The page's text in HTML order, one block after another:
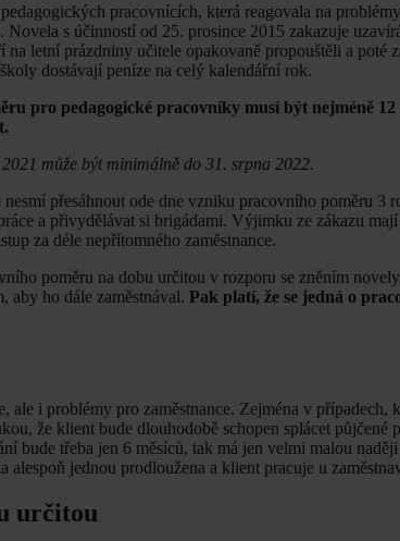
pracovnících, která reagovala na
s účinností od 25. prosince 2015 zakazuje
letní prázdniny učitele opakovaně propouštěli a poté
dostávají peníze na celý kalendářní rok.
pro pedagogické pracovníky musí být nejméně 12
může být minimálně do 31. srpna 2022.
přesáhnout ode dne vzniku pracovního poměru 3
a přivydělávat si brigádami. Výjimku ze zákazu
za déle nepřítomného zaměstnance.
poměru na dobu určitou v rozporu se zněním
aby ho dále zaměstnával. Pak platí, že se jedná o
i problémy pro zaměstnance. Zejména v případech,
že klient bude dlouhodobě schopen splácet půjčené
bude třeba jen 6 měsíců, tak má jen velmi malou
jednou prodloužena a klient pracuje u
určitou